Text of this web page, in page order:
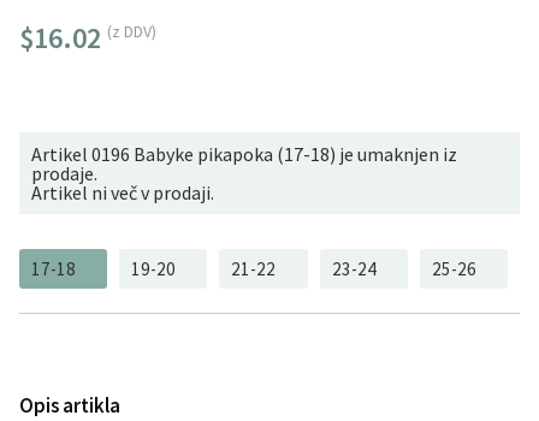
$16.02 (z DDV)
Artikel 0196 Babyke pikapoka (17-18) je umaknjen iz
prodaje.
Artikel ni več v prodaji.
17-18 19-20 21-22 23-24 25-26
Opis artikla